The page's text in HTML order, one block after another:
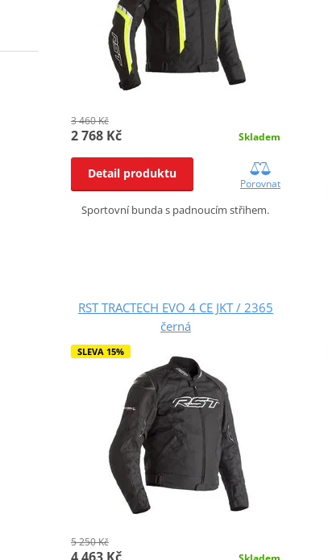
3 460 Kč
2 768 Kč Skladem
Detail produktu
Porovnat
Sportovní bunda s padnoucím střihem.
RST TRACTECH EVO 4 CE JKT / 2365
černá
SLEVA 15%
5 250 Kč